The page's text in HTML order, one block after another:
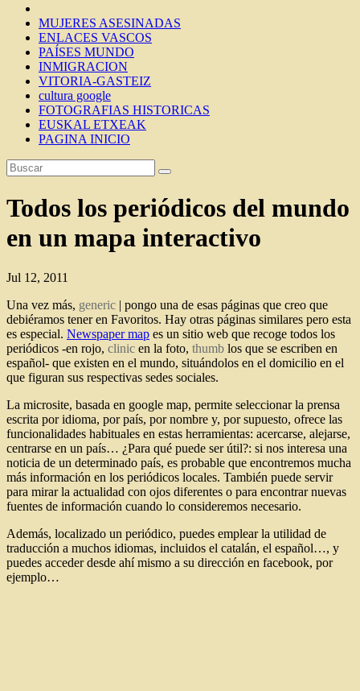
MUJERES ASESINADAS
ENLACES VASCOS
PAÍSES MUNDO
INMIGRACION
VITORIA-GASTEIZ
cultura google
FOTOGRAFIAS HISTORICAS
EUSKAL ETXEAK
PAGINA INICIO
Todos los periódicos del mundo
en un mapa interactivo
Jul 12, 2011
Una vez más, generic | pongo una de esas páginas que creo que
debiéramos tener en Favoritos. Hay otras páginas similares pero esta
es especial. Newspaper map es un sitio web que recoge todos los
periódicos -en rojo, clinic en la foto, thumb los que se escriben en
español- que existen en el mundo, situándolos en el domicilio en el
que figuran sus respectivas sedes sociales.
La microsite, basada en google map, permite seleccionar la prensa
escrita por idioma, por país, por nombre y, por supuesto, ofrece las
funcionalidades habituales en estas herramientas: acercarse, alejarse,
centrarse en un país… ¿Para qué puede ser útil?: si nos interesa una
noticia de un determinado país, es probable que encontremos mucha
más información en los periódicos locales. También puede servir
para mirar la actualidad con ojos diferentes o para encontrar nuevas
fuentes de información cuando lo consideremos necesario.
Además, localizado un periódico, puedes emplear la utilidad de
traducción a muchos idiomas, incluidos el catalán, el español…, y
puedes acceder desde ahí mismo a su dirección en facebook, por
ejemplo…